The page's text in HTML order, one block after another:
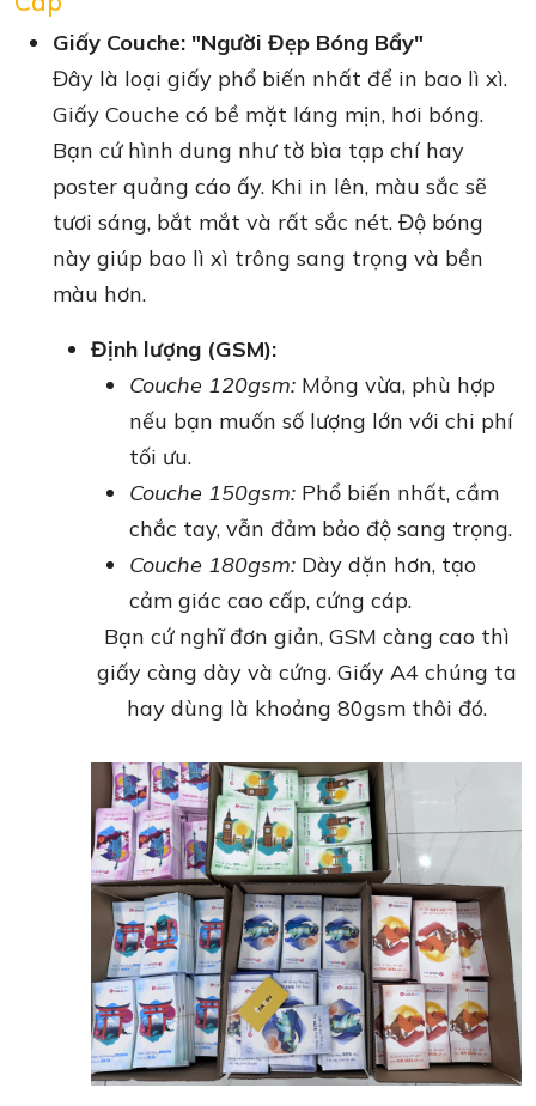
Giấy Couche: "Người Đẹp Bóng Bẩy"
Đây là loại giấy phổ biến nhất để in bao lì xì.
Giấy Couche có bề mặt láng mịn, hơi bóng.
Bạn cứ hình dung như tờ bìa tạp chí hay
poster quảng cáo ấy. Khi in lên, màu sắc sẽ
tươi sáng, bắt mắt và rất sắc nét. Độ bóng
này giúp bao lì xì trông sang trọng và bền
màu hơn.
Định lượng (GSM):
Couche 120gsm: Mỏng vừa, phù hợp
nếu bạn muốn số lượng lớn với chi phí
tối ưu.
Couche 150gsm: Phổ biến nhất, cầm
chắc tay, vẫn đảm bảo độ sang trọng.
Couche 180gsm: Dày dặn hơn, tạo
cảm giác cao cấp, cứng cáp.
Bạn cứ nghĩ đơn giản, GSM càng cao thì
giấy càng dày và cứng. Giấy A4 chúng ta
hay dùng là khoảng 80gsm thôi đó.